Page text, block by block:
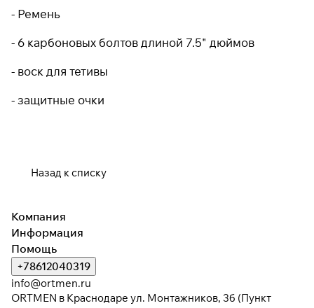
- Ремень
- 6 карбоновых болтов длиной 7.5" дюймов
- воск для тетивы
- защитные очки
Назад к списку
Компания
Информация
Помощь
+78612040319
info@ortmen.ru
ORTMEN в Краснодаре ул. Монтажников, 3б (Пункт